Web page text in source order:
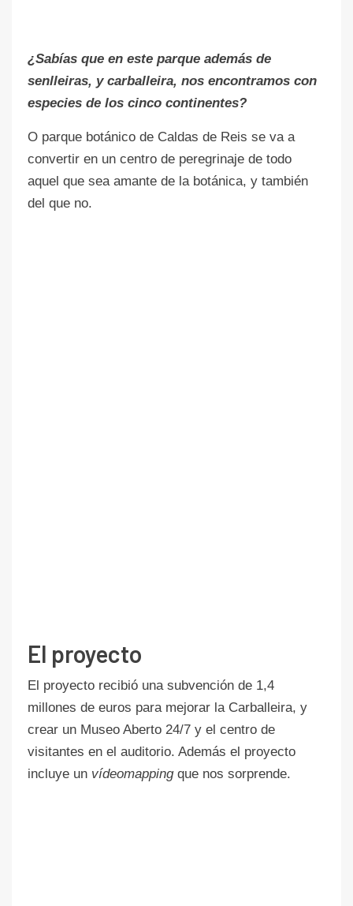
¿Sabías que en este parque además de
senlleiras, y carballeira, nos encontramos con
especies de los cinco continentes?
O parque botánico de Caldas de Reis se va a
convertir en un centro de peregrinaje de todo
aquel que sea amante de la botánica, y también
del que no.
El proyecto
El proyecto recibió una subvención de 1,4
millones de euros para mejorar la Carballeira, y
crear un Museo Aberto 24/7 y el centro de
visitantes en el auditorio. Además el proyecto
incluye un vídeomappingque nos sorprende.